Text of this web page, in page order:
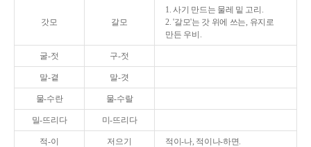
갓모 갈모
1. 사기 만드는 물레 밑 고리.
2. '갈모'는 갓 위에 쓰는, 유지로
만든 우비.
굴-젓 구-젓
말-곁 말-겻
물-수란 물-수랄
밀-뜨리다 미-뜨리다
적-이 저으기 적이-나, 적이나-하면.